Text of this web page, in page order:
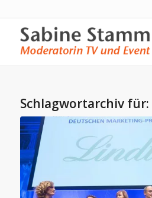
Schlagwortarchiv für: